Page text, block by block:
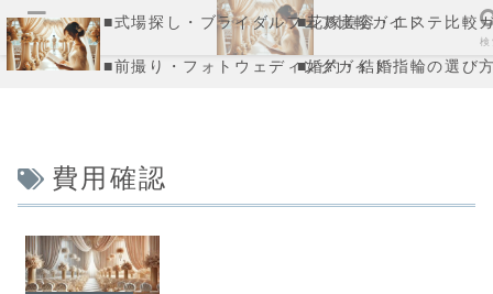
■式場探し・ブライダルフェア比較ガイド
■花嫁美容・エステ比較
■前撮り・フォトウェディングガイド■婚約・結婚指輪の選び
費用確認
メニュー